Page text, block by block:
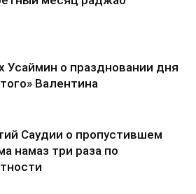
Усаймин о праздновании дня
Валентина
Саудии о пропустившем
намаз три раза по